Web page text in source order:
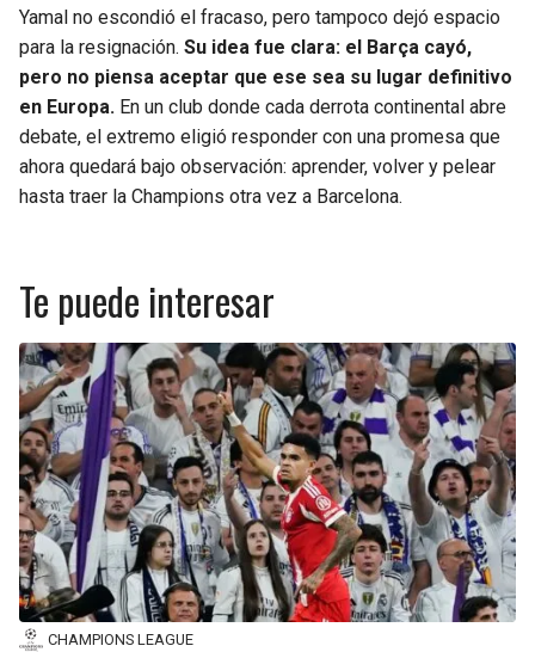
Yamal no escondió el fracaso, pero tampoco dejó espacio
para la resignación. Su idea fue clara: el Barça cayó,
pero no piensa aceptar que ese sea su lugar definitivo
en Europa. En un club donde cada derrota continental abre
debate, el extremo eligió responder con una promesa que
ahora quedará bajo observación: aprender, volver y pelear
hasta traer la Champions otra vez a Barcelona.
Te puede interesar
CHAMPIONS LEAGUE